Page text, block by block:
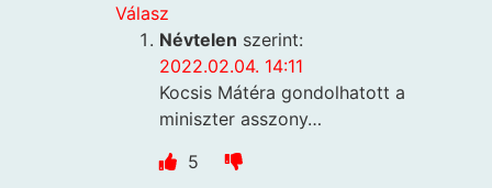
Válasz
Névtelen szerint:
2022.02.04. 14:11
Kocsis Mátéra gondolhatott a
miniszter asszony…
5